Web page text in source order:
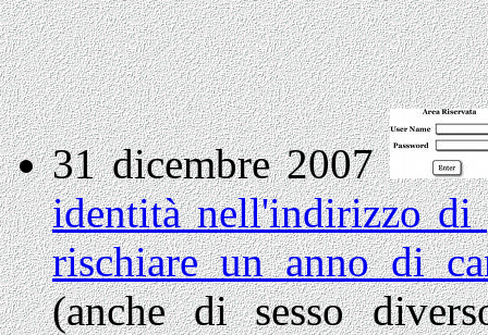
31 dicembre 2007
identità nell'indirizzo di
rischiare un anno di
(anche di sesso